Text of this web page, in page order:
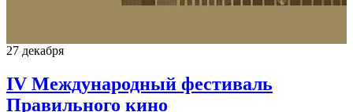
27 декабря
IV Международный фестиваль
Правильного кино